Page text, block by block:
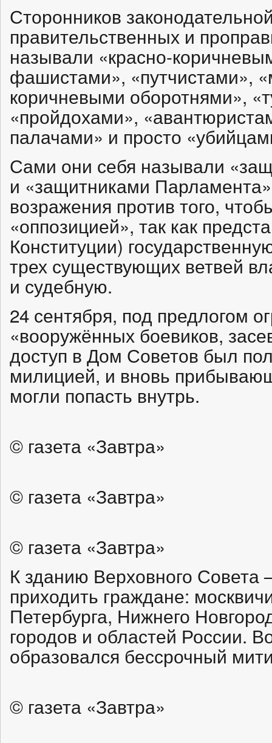
Сторонников
правительственных и
называли «красно-
фашистами», «путчистами»,
коричневыми оборотнями»,
«пройдохами»,
палачами» и просто
Сами они себя называли
и «защитниками
возражения против того,
«оппозицией», так как
Конституции)
трех существующих ветвей
и судебную.
24 сентября, под предлогом
«вооружённых боевиков,
доступ в Дом Советов был
милицией, и вновь
могли попасть внутрь.
© газета «Завтра»
© газета «Завтра»
© газета «Завтра»
К зданию Верховного
приходить граждане:
Петербурга, Нижнего
городов и областей России.
образовался бессрочный
© газета «Завтра»